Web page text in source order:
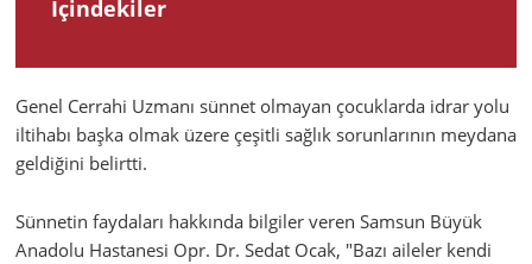
İçindekiler
Genel Cerrahi Uzmanı sünnet olmayan çocuklarda idrar yolu
iltihabı başka olmak üzere çeşitli sağlık sorunlarının meydana
geldiğini belirtti.
Sünnetin faydaları hakkında bilgiler veren Samsun Büyük
Anadolu Hastanesi Opr. Dr. Sedat Ocak, "Bazı aileler kendi